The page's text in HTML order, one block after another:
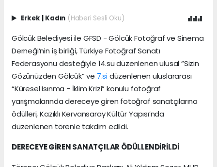
Erkek | Kadın (Haberi Sesli Oku)
Gölcük Belediyesi ile GFSD - Gölcük Fotoğraf ve Sinema
Derneği’nin iş birliği, Türkiye Fotoğraf Sanatı
Federasyonu desteğiyle 14.sü düzenlenen ulusal “Sizin
Gözünüzden Gölcük” ve 7.sidüzenlenen uluslararası
“Küresel Isınma - İklim Krizi” konulu fotoğraf
yarışmalarında dereceye giren fotoğraf sanatçılarına
ödülleri, Kazıklı Kervansaray Kültür Yapısı’nda
düzenlenen törenle takdim edildi.
DERECEYE GİREN SANATÇILAR ÖDÜLLENDİRİLDİ